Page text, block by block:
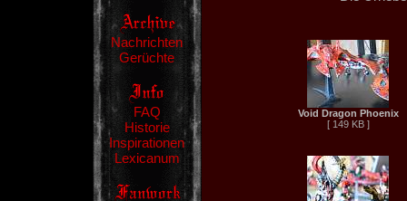
Nachrichten
Gerüchte
FAQ
Historie
Inspirationen
Lexicanum
Void Dragon Phoenix
[ 149 KB ]